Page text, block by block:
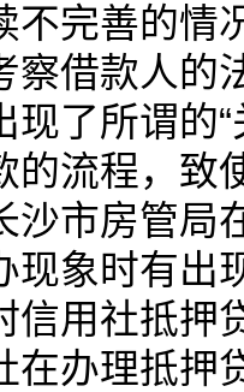
不完善的情
察借款人的
了所谓的
的流程，致
沙市房管局
现象时有出
用社抵押
办理抵押